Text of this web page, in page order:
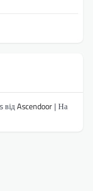
відAscendoor | На